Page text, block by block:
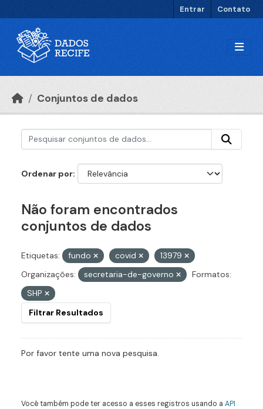
Entrar Contato
Conjuntos de dados
Ordenar por
Não foram encontrados
conjuntos de dados
Etiquetas: fundo covid
13979
Organizações:
secretaria-de-governo
Formatos:
SHP
Filtrar Resultados
Por favor tente uma nova pesquisa.
Você também pode ter acesso a esses registros usando a API